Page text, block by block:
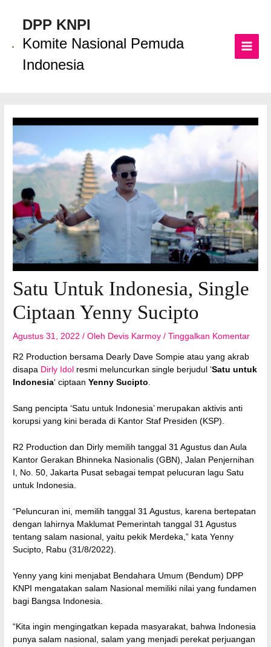
kontenDPP KNPI
Komite Nasional Pemuda
Indonesia
Satu Untuk Indonesia, Single
Ciptaan Yenny Sucipto
Agustus 31, 2022 / Oleh Devis Karmoy /Tinggalkan Komentar
R2 Production bersama Dearly Dave Sompie atau yang akrab
disapa Dirly Idol resmi meluncurkan single berjudul ‘Satu untuk
Indonesia‘ ciptaanYenny Sucipto.
Sang pencipta ‘Satu untuk Indonesia’ merupakan aktivis anti
korupsi yang kini berada di Kantor Staf Presiden (KSP).
R2 Production dan Dirly memilih tanggal 31 Agustus dan Aula
Kantor Gerakan Bhinneka Nasionalis (GBN), Jalan Penjernihan
I, No. 50, Jakarta Pusat sebagai tempat pelucuran lagu Satu
untuk Indonesia.
“Peluncuran ini, memilih tanggal 31 Agustus, karena bertepatan
dengan lahirnya Maklumat Pemerintah tanggal 31 Agustus
tentang salam nasional, yaitu pekik Merdeka,” kata Yenny
Sucipto, Rabu (31/8/2022).
Yenny yang kini menjabat Bendahara Umum (Bendum) DPP
KNPI mengatakan salam Nasional memiliki nilai yang fundamen
bagi Bangsa Indonesia.
“Kita ingin mengingatkan kepada masyarakat, bahwa Indonesia
punya salam nasional, salam yang menjadi perekat perjuangan